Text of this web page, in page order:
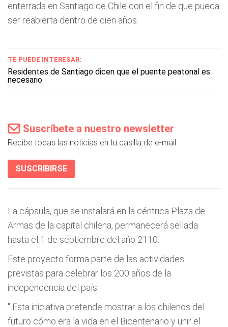
enterrada en Santiago de Chile con el fin de que pueda
ser reabierta dentro de cien años.
TE PUEDE INTERESAR:
Residentes de Santiago dicen que el puente peatonal es
necesario
Suscríbete a nuestro newsletter
Recibe todas las noticias en tu casilla de e-mail.
SUSCRIBIRSE
La cápsula, que se instalará en la céntrica Plaza de
Armas de la capital chilena, permanecerá sellada
hasta el 1 de septiembre del año 2110.
Este proyecto forma parte de las actividades
previstas para celebrar los 200 años de la
independencia del país.
" Esta iniciativa pretende mostrar a los chilenos del
futuro cómo era la vida en el Bicentenario y unir el